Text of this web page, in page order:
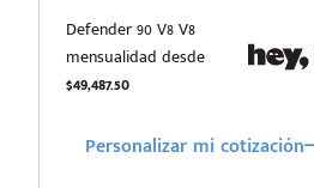
Defender 90 V8 V8
mensualidad desde
$49,487.50
Personalizar mi cotización